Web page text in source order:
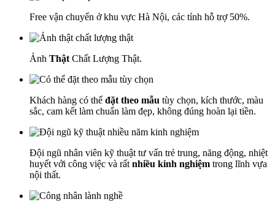
Free vận chuyển ở khu vực Hà Nội, các tỉnh hỗ trợ 50%.
Ảnh Thật Chất Lượng Thật.
Khách hàng có thể đặt theo mẫu tùy chọn, kích thước, màu
sắc, cam kết làm chuẩn làm đẹp, không đúng hoàn lại tiền.
Đội ngũ nhân viên kỹ thuật tư vấn trẻ trung, năng động, nhiệt
huyết với công việc và rất nhiều kinh nghiệm trong lĩnh vựa
nội thất.